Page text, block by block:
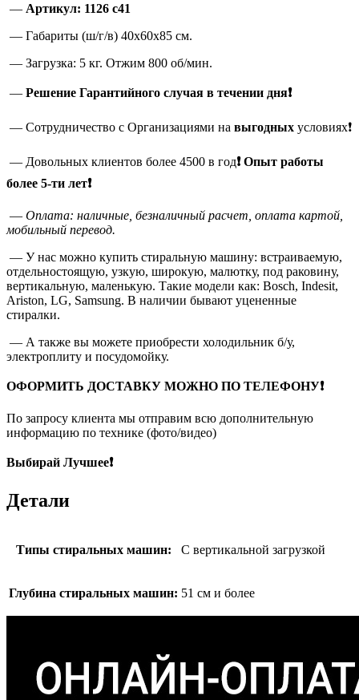
— Артикул: 1126 c41
— Габариты (ш/г/в) 40x60x85 см.
— Загрузка: 5 кг. Отжим 800 об/мин.
— Решение Гарантийного случая в течении дня❗
— Сотрудничество с Организациями на выгодных условиях❗
— Довольных клиентов более 4500 в год❗ Опыт работы
более 5-ти лет❗
— Оплата: наличные, безналичный расчет, оплата картой,
мобильный перевод.
— У нас можно купить стиральную машину: встраиваемую,
отдельностоящую, узкую, широкую, малютку, под раковину,
вертикальную, маленькую. Такие модели как: Bosch, Indesit,
Ariston, LG, Samsung. В наличии бывают уцененные
стиралки.
— А также вы можете приобрести холодильник б/у,
электроплиту и посудомойку.
ОФОРМИТЬ ДОСТАВКУ МОЖНО ПО ТЕЛЕФОНУ❗
По запросу клиента мы отправим всю дополнительную
информацию по технике (фото/видео)
Выбирай Лучшее❗
Детали
Типы стиральных машин: С вертикальной загрузкой
Глубина стиральных машин: 51 см и более